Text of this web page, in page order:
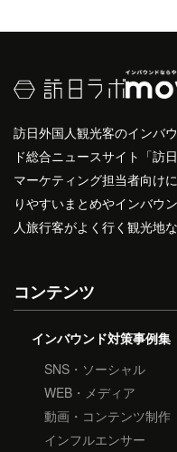
訪日外国人観光客のインバ
ド総合ニュースサイト「訪
マーケティング担当者向け
りやすいまとめやインバウ
人旅行客がよく行く観光地
コンテンツ
インバウンド対策事例集
SNS・ソーシャル
WEB・メディア
動画・コンテンツ制作
インフルエンサー